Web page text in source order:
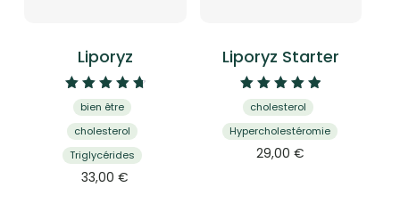
Liporyz
Note
4.87
sur 5
bien être
cholesterol
Triglycérides
33,00€
Liporyz Starter
Note
5.00
sur 5
cholesterol
Hypercholestéromie
29,00€